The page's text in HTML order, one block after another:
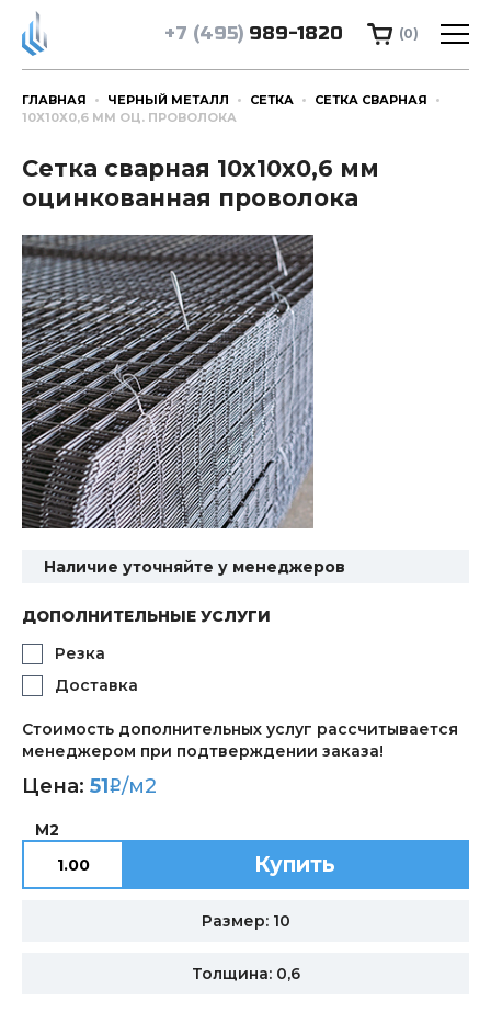
+7 (495) 989-1820 (0)
ГЛАВНАЯ ЧЕРНЫЙ МЕТАЛЛ СЕТКА
СЕТКА СВАРНАЯ
10Х10Х0,6 ММ ОЦ. ПРОВОЛОКА
Сетка сварная 10х10х0,6 мм
оцинкованная проволока
Наличие уточняйте у менеджеров
ДОПОЛНИТЕЛЬНЫЕ УСЛУГИ
Резка
Доставка
Стоимость дополнительных услуг рассчитывается
менеджером при подтверждении заказа!
Цена: 51i/м2
М2
Купить
Размер: 10
Толщина: 0,6